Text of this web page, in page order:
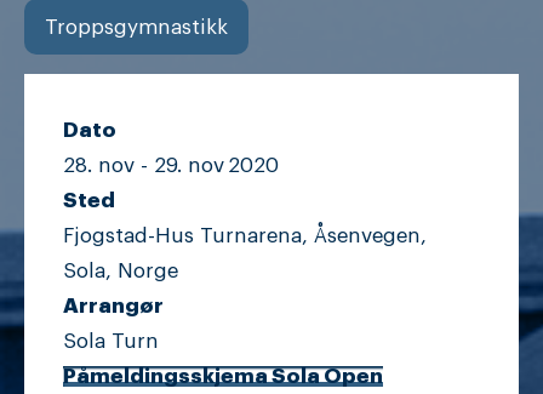
Troppsgymnastikk
Dato
28. nov - 29. nov 2020
Sted
Fjogstad-Hus Turnarena, Åsenvegen,
Sola, Norge
Arrangør
Sola Turn
Påmeldingsskjema Sola Open